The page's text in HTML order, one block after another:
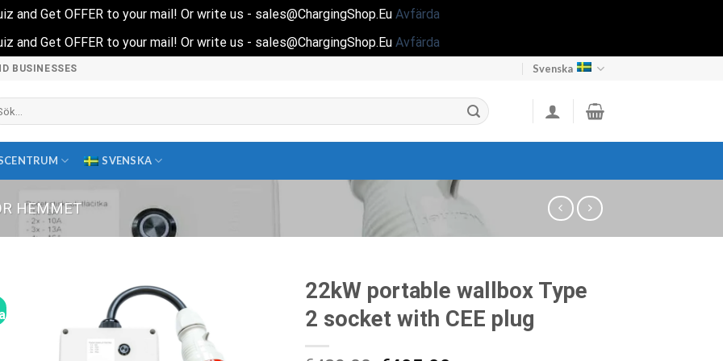
and Get OFFER to your mail! Or write us - sales@ChargingShop.Eu Avfärda
and Get OFFER to your mail! Or write us - sales@ChargingShop.Eu Avfärda
BUSINESSES Svenska
SVENSKA
HEMMET
22kW portable wallbox Type
2 socket with CEE plug